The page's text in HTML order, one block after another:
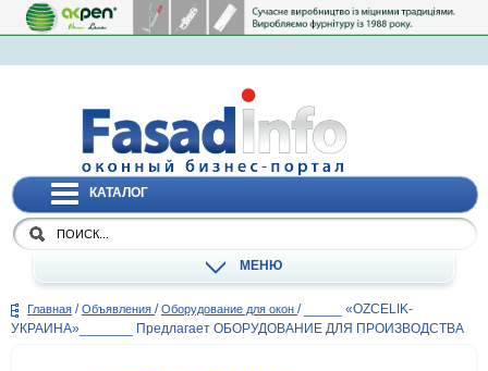
КАТАЛОГ
МЕНЮ
Главная / Объявления / Оборудование для окон /
_____ «OZCELIK-
УКРАИНА»_______ Предлагает ОБОРУДОВАНИЕ ДЛЯ ПРОИЗВОДСТВА